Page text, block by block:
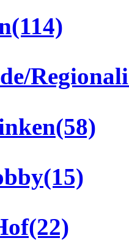
(114)
(58)
(15)
(22)